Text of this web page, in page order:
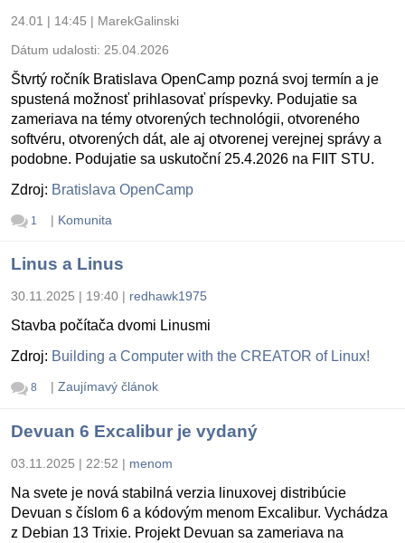
24.01 | 14:45 | MarekGalinski
Dátum udalosti: 25.04.2026
Štvrtý ročník Bratislava OpenCamp pozná svoj termín a je
spustená možnosť prihlasovať príspevky. Podujatie sa
zameriava na témy otvorených technológii, otvoreného
softvéru, otvorených dát, ale aj otvorenej verejnej správy a
podobne. Podujatie sa uskutoční 25.4.2026 na FIIT STU.
Zdroj: Bratislava OpenCamp
1 | Komunita
Linus a Linus
30.11.2025 | 19:40 | redhawk1975
Stavba počítača dvomi Linusmi
Zdroj: Building a Computer with the CREATOR of Linux!
8 | Zaujímavý článok
Devuan 6 Excalibur je vydaný
03.11.2025 | 22:52 | menom
Na svete je nová stabilná verzia linuxovej distribúcie
Devuan s číslom 6 a kódovým menom Excalibur. Vychádza
z Debian 13 Trixie. Projekt Devuan sa zameriava na